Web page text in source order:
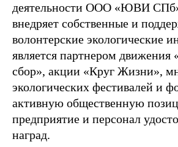
деятельности ООО «ЮВИ
внедряет собственные и
волонтерские экологические
является партнером движения
сбор», акции «Круг Жизни»,
экологических фестивалей и
активную общественную
предприятие и персонал
наград.